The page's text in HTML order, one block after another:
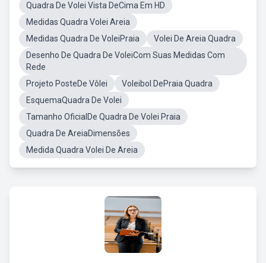
Quadra De Volei Vista DeCima Em HD
Medidas Quadra Volei Areia
Medidas Quadra De VoleiPraia
Volei De Areia Quadra
Desenho De Quadra De VoleiCom Suas Medidas Com
Rede
Projeto PosteDe Vôlei
Voleibol DePraia Quadra
EsquemaQuadra De Volei
Tamanho OficialDe Quadra De Volei Praia
Quadra De AreiaDimensões
Medida Quadra Volei De Areia